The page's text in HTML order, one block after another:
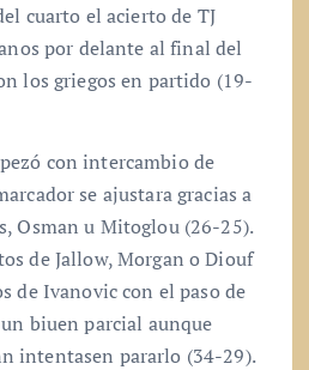
cuarto el acierto de TJ
por delante al final del
los griegos en partido (19-
con intercambio de
se ajustara gracias a
Osman u Mitoglou (26-25).
de Jallow, Morgan o Diouf
de Ivanovic con el paso de
biuen parcial aunque
intentasen pararlo (34-29).